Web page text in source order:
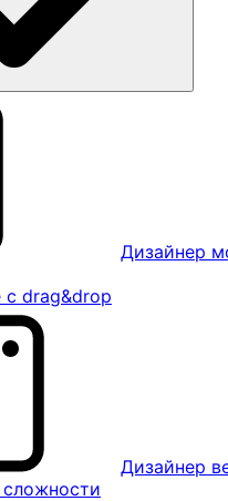
Дизайнер
drag&drop
Дизайнер